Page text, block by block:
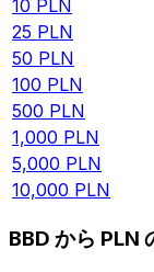
10 PLN
25 PLN
50 PLN
100 PLN
500 PLN
1,000 PLN
5,000 PLN
10,000 PLN
BBD から PLN